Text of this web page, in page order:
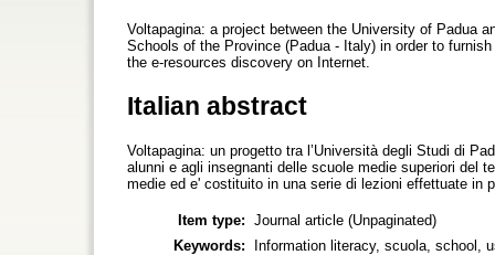
Voltapagina: a project between the University of Padua
Schools of the Province (Padua - Italy) in order to
the e-resources discovery on Internet.
Italian abstract
Voltapagina: un progetto tra l’Università degli Studi di
alunni e agli insegnanti delle scuole medie superiori del
medie ed e' costituito in una serie di lezioni effettuate in
Item type: Journal article (Unpaginated)
Keywords:
Information literacy, scuola, school,